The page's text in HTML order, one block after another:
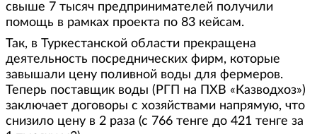
свыше 7 тысяч предпринимателей получили
помощь в рамках проекта по 83 кейсам.
Так, в Туркестанской области прекращена
деятельность посреднических фирм, которые
завышали цену поливной воды для фермеров.
Теперь поставщик воды (РГП на ПХВ «Казводхоз»)
заключает договоры с хозяйствами напрямую, что
снизило цену в 2 раза (с 766 тенге до 421 тенге за